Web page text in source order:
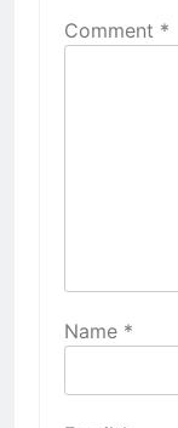
Comment *
Name *